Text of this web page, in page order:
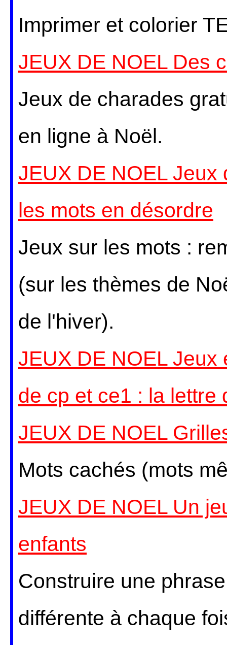
Imprimer et colorier
JEUX DE NOEL Des
Jeux de charades
en ligne à Noël.
JEUX DE NOEL Jeux
les mots en désordre
Jeux sur les mots :
(sur les thèmes de
de l'hiver).
JEUX DE NOEL
de cp et ce1 : la lettre
JEUX DE NOEL
Mots cachés (mots
JEUX DE NOEL Un
enfants
Construire une
différente à chaque